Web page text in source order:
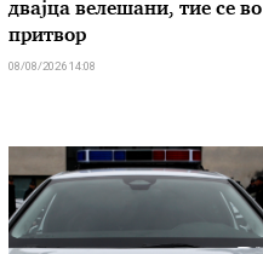
двајца велешани, тие се во
притвор
08/08/2026 14:08